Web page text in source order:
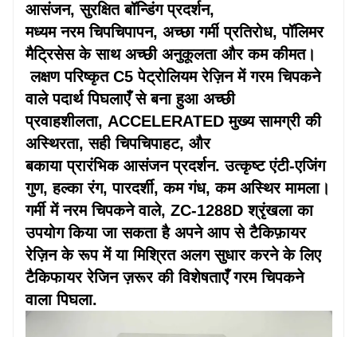
आसंजन,सुरक्षित बॉन्डिंग प्रदर्शन,
मध्यमनरम चिपचिपापन, अच्छागर्मी प्रतिरोध, पॉलिमर
मैट्रिसेस के साथ अच्छी अनुकूलता और कम कीमत।
लक्षण परिष्कृत C5 पेट्रोलियम रेज़िन मेंगरम चिपकने
वाले पदार्थ पिघलाएँसे बना हुआ अच्छी
प्रवाहशीलता, ACCELERATED मुख्य सामग्री की
अस्थिरता,सही चिपचिपाहट, और
बकायाप्रारंभिक आसंजन प्रदर्शन. उत्कृष्ट एंटी-एजिंग
गुण, हल्का रंग, पारदर्शी, कम गंध, कमअस्थिर मामला।
गर्मी मेंनरम चिपकने वाले, ZC-1288D श्रृंखला का
उपयोग किया जा सकता है अपने आप से टैकिफ़ायर
रेज़िन के रूप में या मिश्रितअलग सुधार करने के लिए
टैकिफायर रेजिनज़रूर की विशेषताएँगरम चिपकने
वाला पिघला.